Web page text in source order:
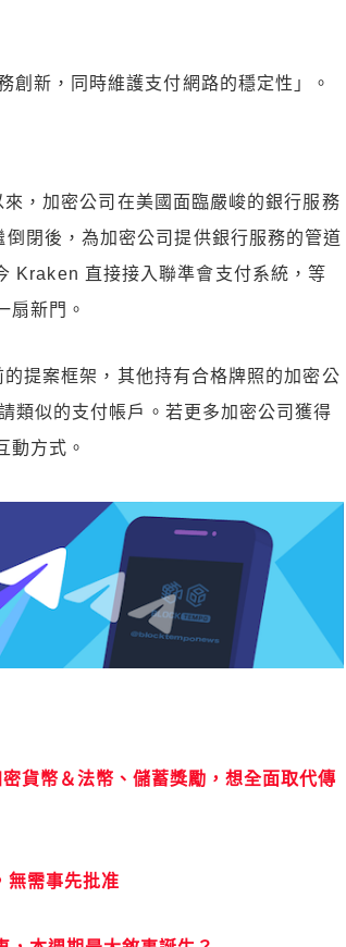
新，同時維護支付網路的穩定性」。
，加密公司在美國面臨嚴峻的銀行服務
閉後，為加密公司提供銀行服務的管道
Kraken 直接接入聯準會支付系統，等
扇新門。
提案框架，其他持有合格牌照的加密公
似的支付帳戶。若更多加密公司獲得
動方式。
貨幣＆法幣、儲蓄獎勵，想全面取代傳
無需事先批准